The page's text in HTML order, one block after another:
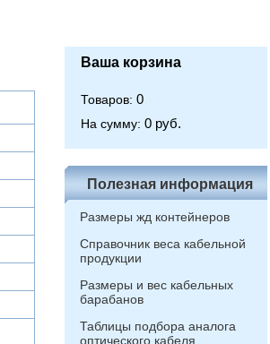
Ваша корзина
Товаров: 0
На сумму: 0 руб.
Полезная информация
Размеры жд контейнеров
Справочник веса кабельной
продукции
Размеры и вес кабельных
барабанов
Таблицы подбора аналога
оптического кабеля